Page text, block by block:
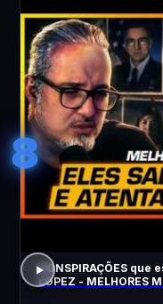
8
CONSPIRAÇÕES que
LOPEZ - MELHORES